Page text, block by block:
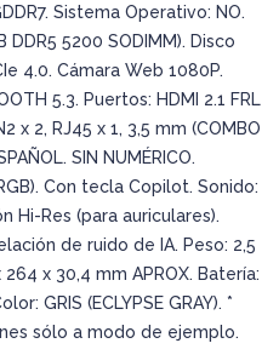
Sistema Operativo: NO.
DDR5 5200 SODIMM). Disco
4.0. Cámara Web 1080P.
5.3. Puertos: HDMI 2.1 FRL
x 2, RJ45 x 1, 3,5 mm (COMBO
SIN NUMÉRICO.
Con tecla Copilot. Sonido:
Hi-Res (para auriculares).
de ruido de IA. Peso: 2,5
x 30,4 mm APROX. Batería:
GRIS (ECLYPSE GRAY). *
sólo a modo de ejemplo.